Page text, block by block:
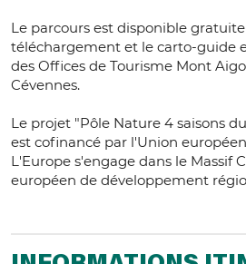
Le parcours est disponible
téléchargement et le carto-guide
des Offices de Tourisme Mont
Cévennes.
Le projet "Pôle Nature 4 saisons
est cofinancé par l'Union
L'Europe s'engage dans le Massif
européen de développement